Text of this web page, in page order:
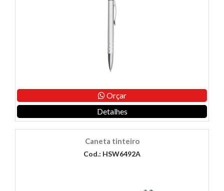
Orçar
Detalhes
Caneta tinteiro
Cod.: HSW6492A